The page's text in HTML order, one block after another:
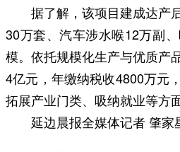
据了解，该项目建成达产
30万套、汽车涉水喉12万副
模。依托规模化生产与优质产
4亿元，年缴纳税收4800万元
拓展产业门类、吸纳就业等方
延边晨报全媒体记者 肇家